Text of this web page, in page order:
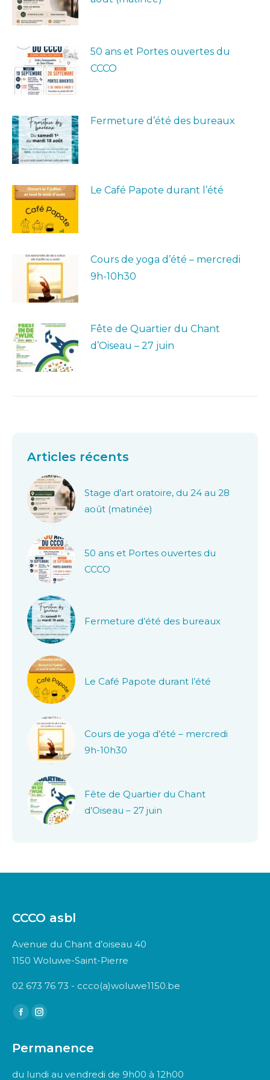
50 ans et Portes ouvertes du
CCCO
Fermeture d’été des bureaux
Le Café Papote durant l’été
Cours de yoga d’été – mercredi
9h-10h30
Fête de Quartier du Chant
d’Oiseau – 27 juin
Articles récents
Stage d’art oratoire, du 24 au 28
août (matinée)
50 ans et Portes ouvertes du
CCCO
Fermeture d’été des bureaux
Le Café Papote durant l’été
Cours de yoga d’été – mercredi
9h-10h30
Fête de Quartier du Chant
d’Oiseau – 27 juin
CCCO asbl
Avenue du Chant d’oiseau 40
1150 Woluwe-Saint-Pierre
02 673 76 73 - ccco(a)woluwe1150.be
Trouvez nous sur :
Facebook
opens
Instagram
opens
Permanence
du lundi au vendredi de 9h00 à 12h00